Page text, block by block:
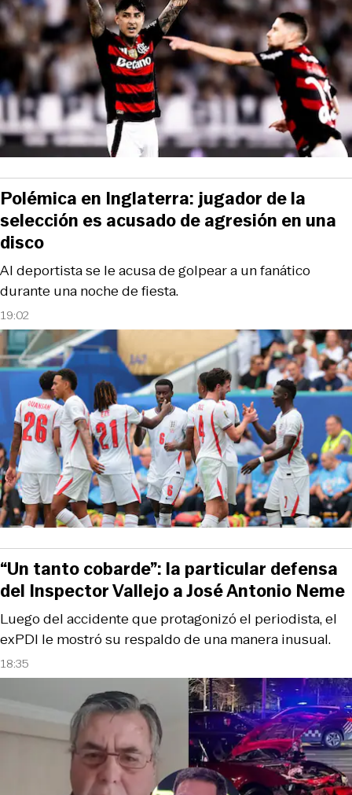
19:02
Al deportista se le acusa de golpear a un fanático
durante una noche de fiesta.
Polémica en Inglaterra: jugador de la
selección es acusado de agresión en una
disco
18:35
Luego del accidente que protagonizó el periodista, el
exPDI le mostró su respaldo de una manera inusual.
“Un tanto cobarde”: la particular defensa
del Inspector Vallejo a José Antonio Neme